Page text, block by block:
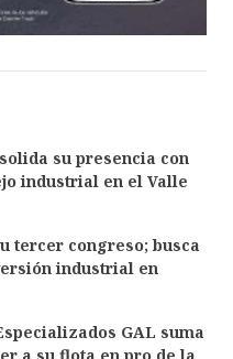
su presencia con
industrial en el Valle
tercer congreso; busca
industrial en
GAL suma